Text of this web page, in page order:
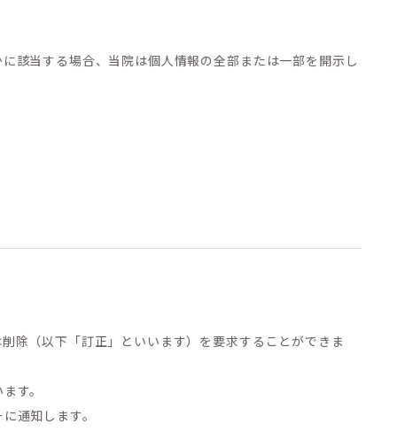
該当する場合、当院は個人情報の全部または一部を開示し
除（以下「訂正」といいます）を要求することができま
す。
通知します。